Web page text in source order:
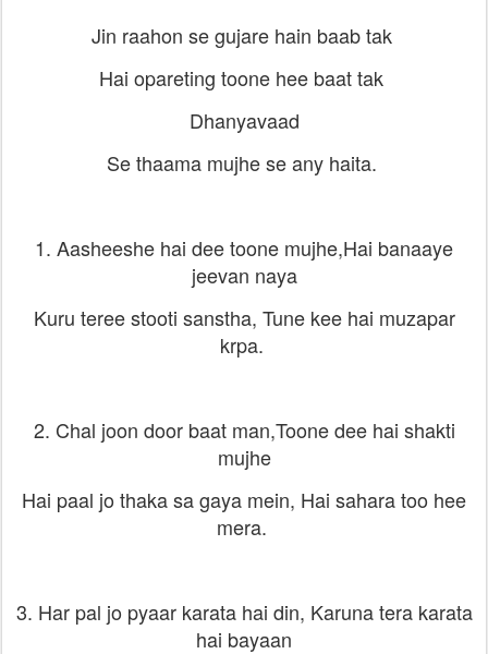
Jin raahon se gujare hain baab tak
Hai opareting toone hee baat tak
Dhanyavaad
Se thaama mujhe se any haita.
1. Aasheeshe hai dee toone mujhe,Hai banaaye
jeevan naya
Kuru teree stooti sanstha, Tune kee hai muzapar
krpa.
2. Chal joon door baat man,Toone dee hai shakti
mujhe
Hai paal jo thaka sa gaya mein, Hai sahara too hee
mera.
3. Har pal jo pyaar karata hai din, Karuna tera karata
hai bayaan